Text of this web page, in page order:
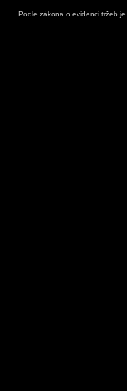
Podle zákona o evidenci tržeb